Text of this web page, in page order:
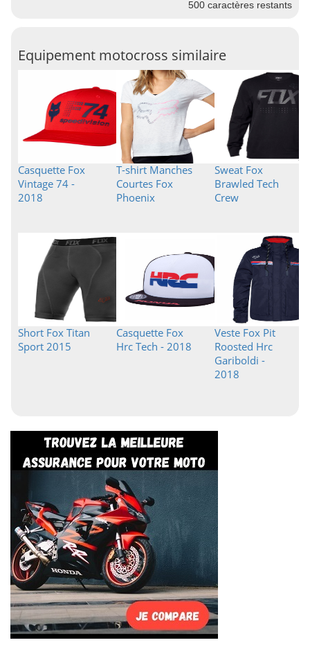
500 caractères restants
Equipement motocross similaire
Casquette Fox
Vintage 74 -
2018
T-shirt Manches
Courtes Fox
Phoenix
Sweat Fox
Brawled Tech
Crew
Short Fox Titan
Sport 2015
Casquette Fox
Hrc Tech - 2018
Veste Fox Pit
Roosted Hrc
Gariboldi -
2018